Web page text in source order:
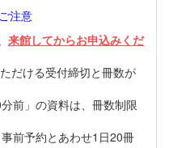
注意
来館してからお申込みくだ
だける受付締切と冊数が
前」の資料は、冊数制限
前予約とあわせ1日20冊